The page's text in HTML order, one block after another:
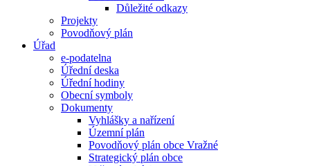
Důležité odkazy
Projekty
Povodňový plán
Úřad
e-podatelna
Úřední deska
Úřední hodiny
Obecní symboly
Dokumenty
Vyhlášky a nařízení
Územní plán
Povodňový plán obce Vražné
Strategický plán obce